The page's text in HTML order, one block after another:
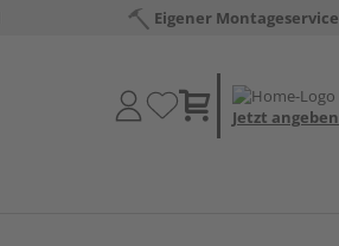
Eigener Montageservice
Jetzt angeben